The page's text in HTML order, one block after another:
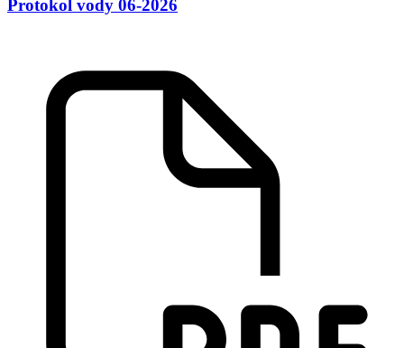
Protokol vody 06-2026